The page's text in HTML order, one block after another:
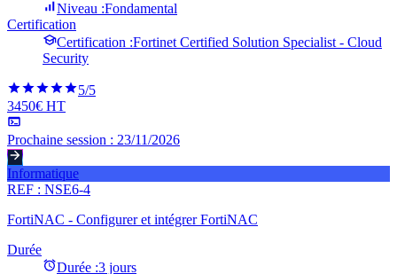
Niveau :Fondamental
Certification
Certification :Fortinet Certified Solution Specialist - Cloud
Security
5/5
3450€ HT
Prochaine session : 23/11/2026
Informatique
REF : NSE6-4
FortiNAC - Configurer et intégrer FortiNAC
Durée
Durée :3 jours